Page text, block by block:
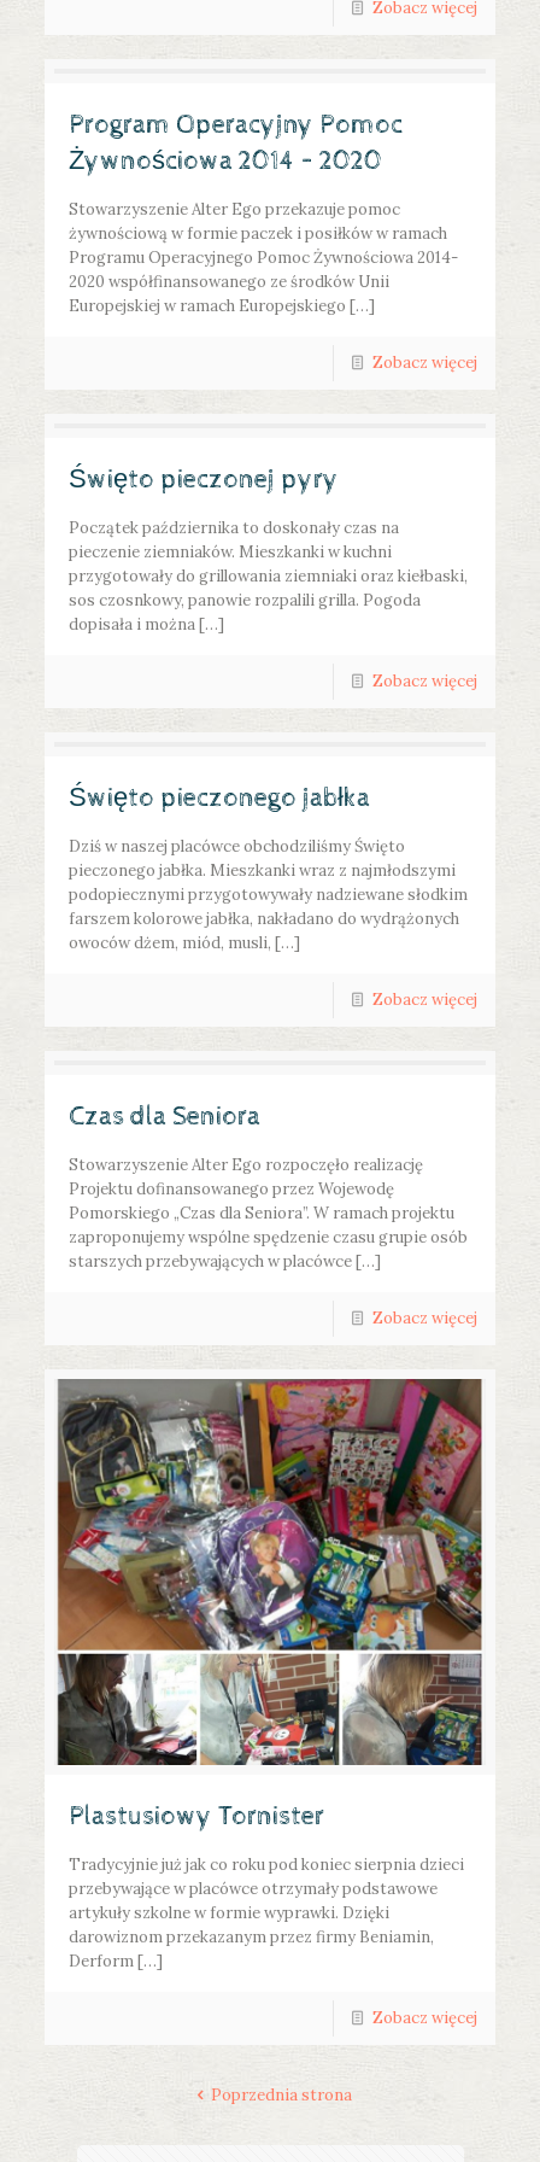
Zobacz więcej
Program Operacyjny Pomoc
Żywnościowa 2014 – 2020
Stowarzyszenie Alter Ego przekazuje pomoc
żywnościową w formie paczek i posiłków w ramach
Programu Operacyjnego Pomoc Żywnościowa 2014-
2020 współfinansowanego ze środków Unii
Europejskiej w ramach Europejskiego […]
Zobacz więcej
Święto pieczonej pyry
Początek października to doskonały czas na
pieczenie ziemniaków. Mieszkanki w kuchni
przygotowały do grillowania ziemniaki oraz kiełbaski,
sos czosnkowy, panowie rozpalili grilla. Pogoda
dopisała i można […]
Zobacz więcej
Święto pieczonego jabłka
Dziś w naszej placówce obchodziliśmy Święto
pieczonego jabłka. Mieszkanki wraz z najmłodszymi
podopiecznymi przygotowywały nadziewane słodkim
farszem kolorowe jabłka, nakładano do wydrążonych
owoców dżem, miód, musli, […]
Zobacz więcej
Czas dla Seniora
Stowarzyszenie Alter Ego rozpoczęło realizację
Projektu dofinansowanego przez Wojewodę
Pomorskiego „Czas dla Seniora”. W ramach projektu
zaproponujemy wspólne spędzenie czasu grupie osób
starszych przebywających w placówce […]
Zobacz więcej
Plastusiowy Tornister
Tradycyjnie już jak co roku pod koniec sierpnia dzieci
przebywające w placówce otrzymały podstawowe
artykuły szkolne w formie wyprawki. Dzięki
darowiznom przekazanym przez firmy Beniamin,
Derform […]
Zobacz więcej
Poprzednia strona